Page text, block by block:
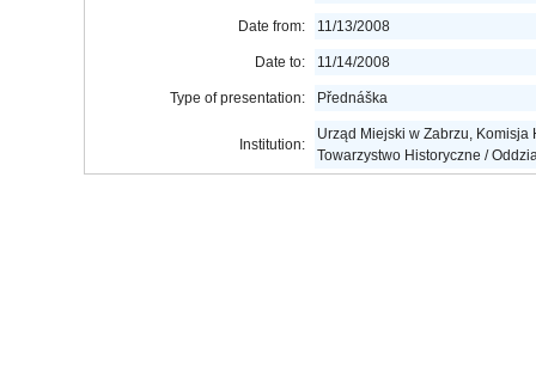
Date from: 11/13/2008
Date to: 11/14/2008
Type of presentation: Přednáška
Institution:
Urząd Miejski w Zabrzu,
Towarzystwo Historyczne /